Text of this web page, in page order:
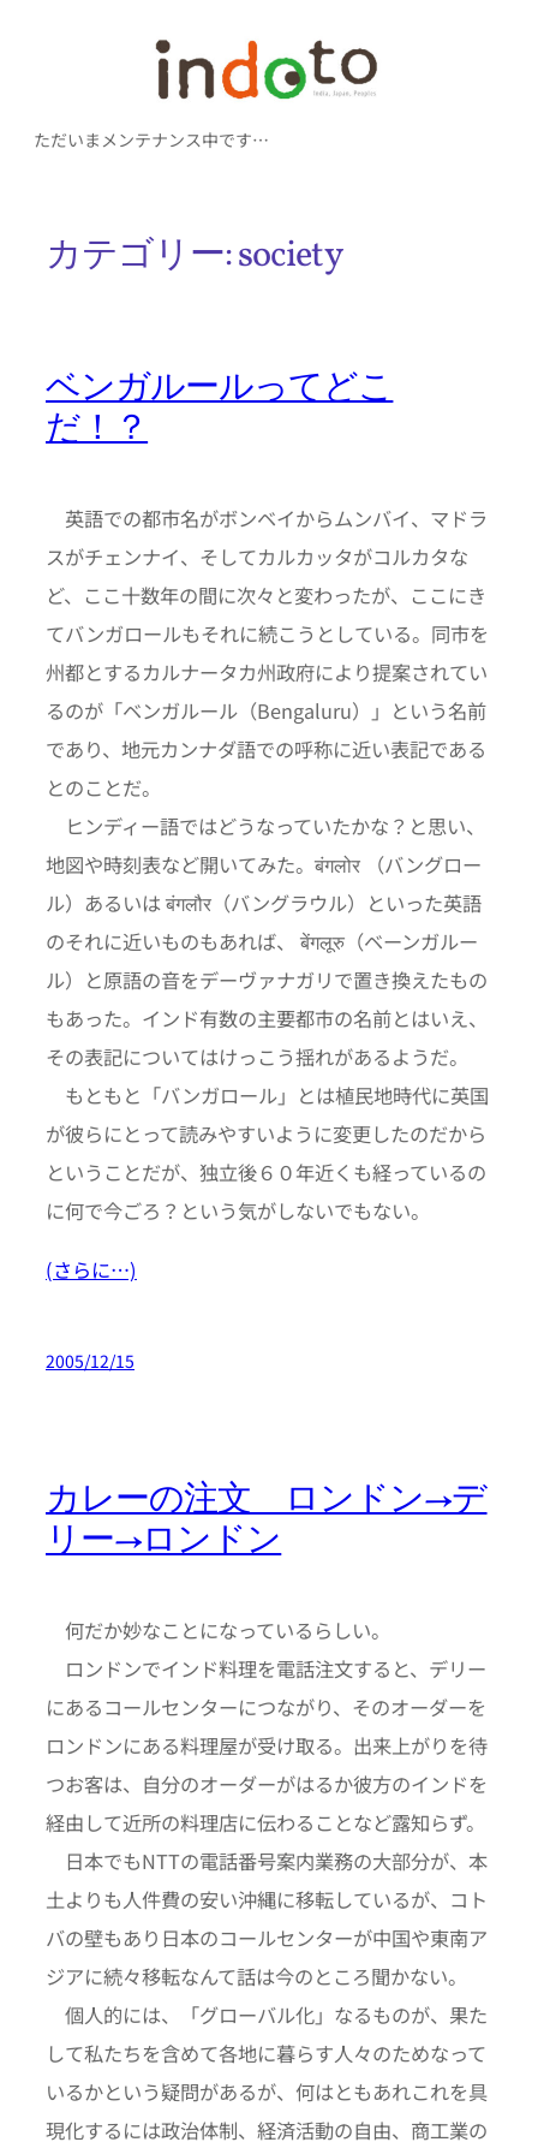
ただいまメンテナンス中です…
カテゴリー:society
ベンガルールってどこ
だ！？
英語での都市名がボンベイからムンバイ、マドラ
スがチェンナイ、そしてカルカッタがコルカタな
ど、ここ十数年の間に次々と変わったが、ここにき
てバンガロールもそれに続こうとしている。同市を
州都とするカルナータカ州政府により提案されてい
るのが「ベンガルール（Bengaluru）」という名前
であり、地元カンナダ語での呼称に近い表記である
とのことだ。
ヒンディー語ではどうなっていたかな？と思い、
地図や時刻表など開いてみた。बंगलोर （バングロー
ル）あるいは बंगलौर（バングラウル）といった英語
のそれに近いものもあれば、 बेंगलूरु（ベーンガルー
ル）と原語の音をデーヴァナガリで置き換えたもの
もあった。インド有数の主要都市の名前とはいえ、
その表記についてはけっこう揺れがあるようだ。
もともと「バンガロール」とは植民地時代に英国
が彼らにとって読みやすいように変更したのだから
ということだが、独立後６０年近くも経っているの
に何で今ごろ？という気がしないでもない。
(さらに…)
2005/12/15
カレーの注文 ロンドン→デ
リー→ロンドン
何だか妙なことになっているらしい。
ロンドンでインド料理を電話注文すると、デリー
にあるコールセンターにつながり、そのオーダーを
ロンドンにある料理屋が受け取る。出来上がりを待
つお客は、自分のオーダーがはるか彼方のインドを
経由して近所の料理店に伝わることなど露知らず。
日本でもNTTの電話番号案内業務の大部分が、本
土よりも人件費の安い沖縄に移転しているが、コト
バの壁もあり日本のコールセンターが中国や東南ア
ジアに続々移転なんて話は今のところ聞かない。
個人的には、「グローバル化」なるものが、果た
して私たちを含めて各地に暮らす人々のためなって
いるかという疑問があるが、何はともあれこれを具
現化するには政治体制、経済活動の自由、商工業の